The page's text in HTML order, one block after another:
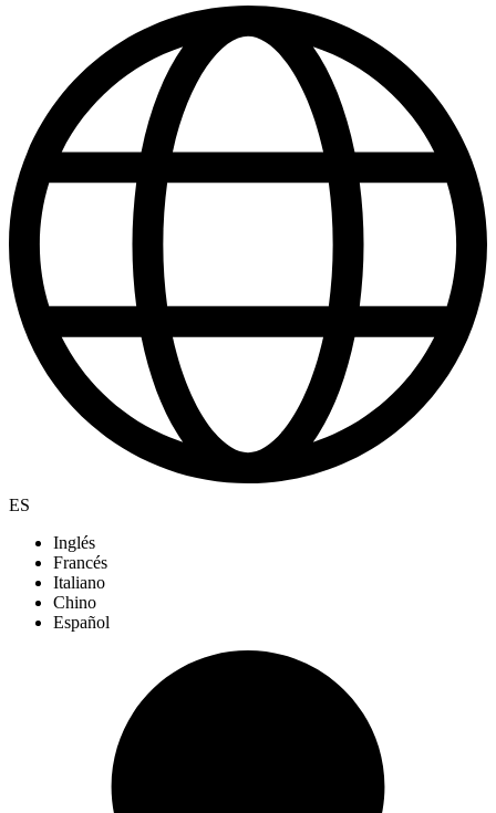
ES
Inglés
Francés
Italiano
Chino
Español